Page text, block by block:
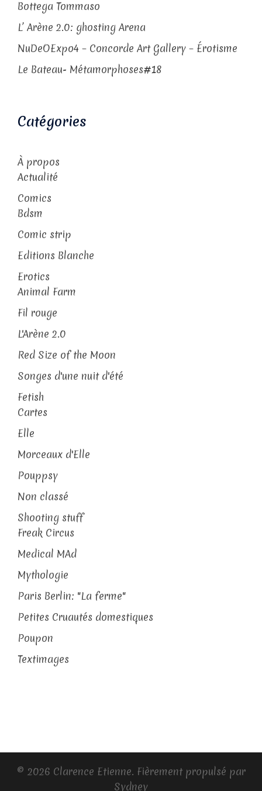
Bottega Tommaso
L’ Arène 2.0: ghosting Arena
NuDeOExpo4 – Concorde Art Gallery – Érotisme
Le Bateau- Métamorphoses#18
Catégories
À propos
Actualité
Comics
Bdsm
Comic strip
Editions Blanche
Erotics
Animal Farm
Fil rouge
L'Arène 2.0
Red Size of the Moon
Songes d'une nuit d'été
Fetish
Cartes
Elle
Morceaux d'Elle
Pouppsy
Non classé
Shooting stuff
Freak Circus
Medical MAd
Mythologie
Paris Berlin: "La ferme"
Petites Cruautés domestiques
Poupon
Textimages
© 2026 Clarence Etienne. Fièrement propulsé par
Sydney